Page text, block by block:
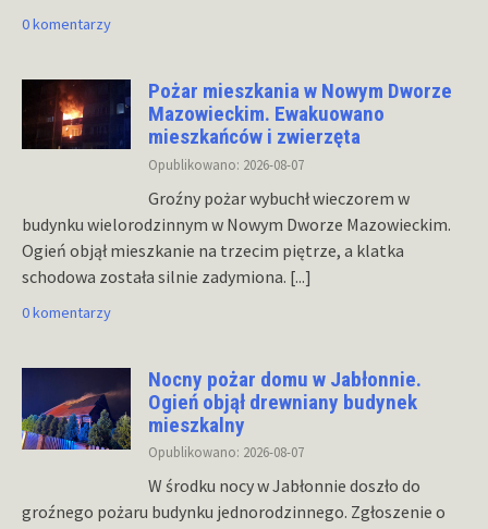
0 komentarzy
Pożar mieszkania w Nowym Dworze
Mazowieckim. Ewakuowano
mieszkańców i zwierzęta
Opublikowano: 2026-08-07
Groźny pożar wybuchł wieczorem w
budynku wielorodzinnym w Nowym Dworze Mazowieckim.
Ogień objął mieszkanie na trzecim piętrze, a klatka
schodowa została silnie zadymiona. [...]
0 komentarzy
Nocny pożar domu w Jabłonnie.
Ogień objął drewniany budynek
mieszkalny
Opublikowano: 2026-08-07
W środku nocy w Jabłonnie doszło do
groźnego pożaru budynku jednorodzinnego. Zgłoszenie o